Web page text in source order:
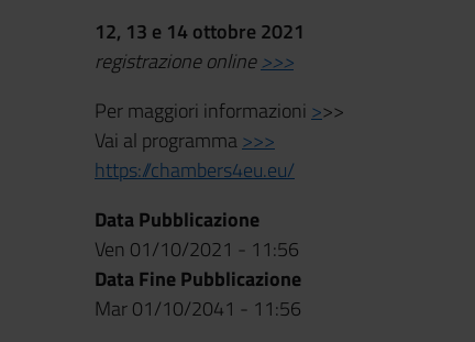
12, 13 e 14 ottobre 2021
registrazione online>>>
Per maggiori informazioni >>>
Vai al programma >>>
https://chambers4eu.eu/
Data Pubblicazione
Ven 01/10/2021 - 11:56
Data Fine Pubblicazione
Mar 01/10/2041 - 11:56